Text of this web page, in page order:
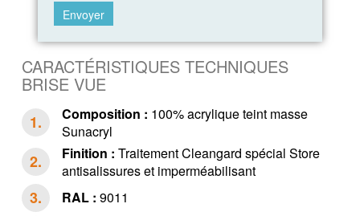
CARACTÉRISTIQUES TECHNIQUES
BRISE VUE
Composition : 100% acrylique teint masse
Sunacryl
Finition : Traitement Cleangard spécial Store
antisalissures et imperméabilisant
RAL : 9011